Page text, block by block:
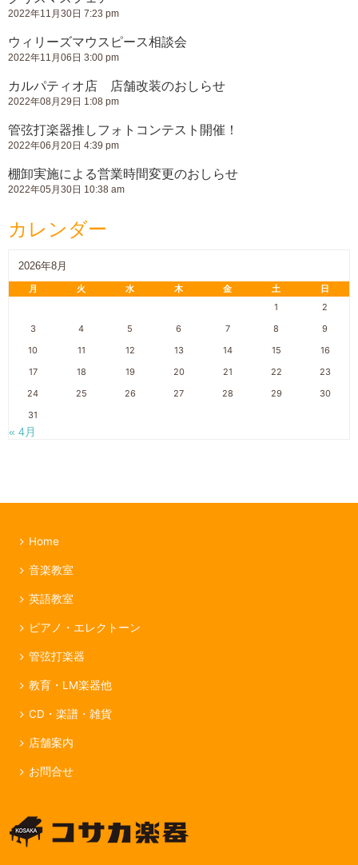
2022年11月30日 7:23 pm
ウィリーズマウスピース相談会
2022年11月06日 3:00 pm
カルパティオ店 店舗改装のおしらせ
2022年08月29日 1:08 pm
管弦打楽器推しフォトコンテスト開催！
2022年06月20日 4:39 pm
棚卸実施による営業時間変更のおしらせ
2022年05月30日 10:38 am
カレンダー
2026年8月
月 火 水 木 金 土
日
1
2
3
4 5 6 7 8
9
10
11 12 13 14 15
16
17
18 19 20 21 22
23
24
25 26 27 28 29
30
31
« 4月
Home
音楽教室
英語教室
ピアノ・エレクトーン
管弦打楽器
教育・LM楽器他
CD・楽譜・雑貨
店舗案内
お問合せ